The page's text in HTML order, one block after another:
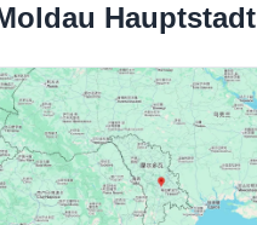
Hauptstadt